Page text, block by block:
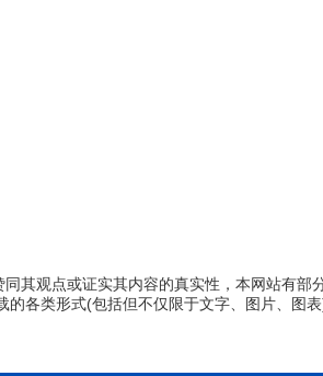
其观点或证实其内容的真实性，本网站有部
各类形式(包括但不仅限于文字、图片、图